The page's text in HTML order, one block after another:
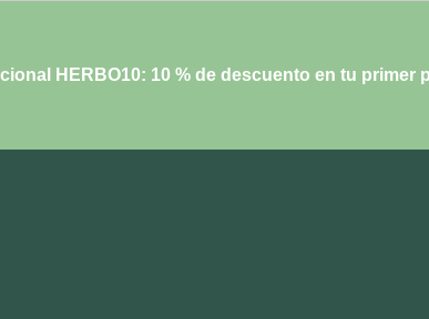
HERBO10: 10 % de descuento en tu primer